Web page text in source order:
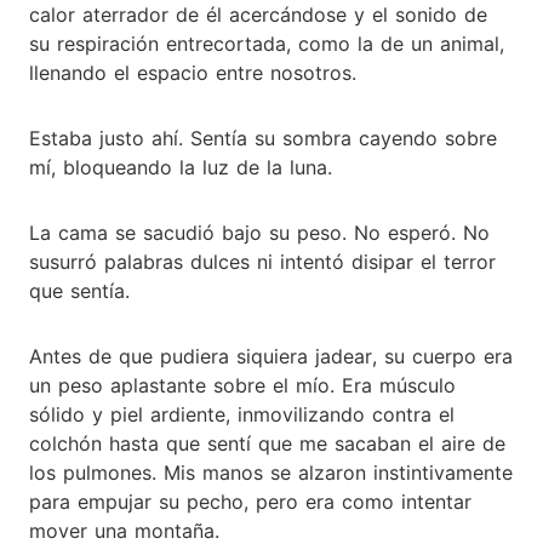
calor aterrador de él acercándose y el sonido de
su respiración entrecortada, como la de un animal,
llenando el espacio entre nosotros.
Estaba justo ahí. Sentía su sombra cayendo sobre
mí, bloqueando la luz de la luna.
La cama se sacudió bajo su peso. No esperó. No
susurró palabras dulces ni intentó disipar el terror
que sentía.
Antes de que pudiera siquiera jadear, su cuerpo era
un peso aplastante sobre el mío. Era músculo
sólido y piel ardiente, inmovilizando contra el
colchón hasta que sentí que me sacaban el aire de
los pulmones. Mis manos se alzaron instintivamente
para empujar su pecho, pero era como intentar
mover una montaña.